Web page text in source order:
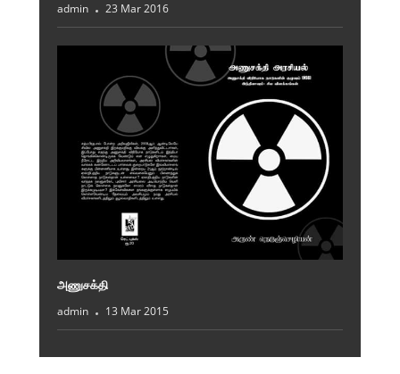
admin 23 Mar 2016
அணுசக்தி
admin 13 Mar 2015